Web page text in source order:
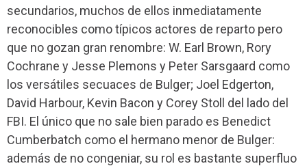
secundarios, muchos de ellos inmediatamente
reconocibles como típicos actores de reparto pero
que no gozan gran renombre: W. Earl Brown, Rory
Cochrane y Jesse Plemons y Peter Sarsgaard como
los versátiles secuaces de Bulger; Joel Edgerton,
David Harbour, Kevin Bacon y Corey Stoll del lado del
FBI. El único que no sale bien parado es Benedict
Cumberbatch como el hermano menor de Bulger:
además de no congeniar, su rol es bastante superfluo